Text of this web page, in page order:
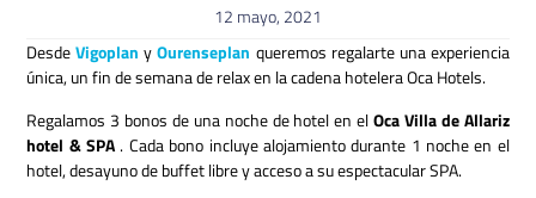
12 mayo, 2021
DesdeVigoplan yOurenseplan queremos regalarte una experiencia
única, un fin de semana de relax en la cadena hotelera Oca Hotels.
Regalamos 3 bonos de una noche de hotel en elOca Villa de Allariz
hotel & SPA . Cada bono incluye alojamiento durante 1 noche en el
hotel, desayuno de buffet libre y acceso a su espectacular SPA.